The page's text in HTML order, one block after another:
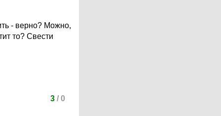
- верно? Можно,
то? Свести
3/ 0